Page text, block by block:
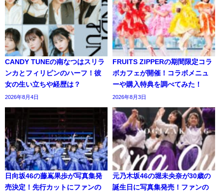
CANDY TUNEの南なつはスリラ
ンカとフィリピンのハーフ！彼
女の生い立ちや経歴は？
2026年8月4日
FRUITS ZIPPERの期間限定コラ
ボカフェが開催！コラボメニュ
ーや購入特典を調べてみた！
2026年8月3日
日向坂46の藤嶌果歩が写真集発
売決定！先行カットにファンの
元乃木坂46の堀未央奈が30歳の
誕生日に写真集発売！ファンの